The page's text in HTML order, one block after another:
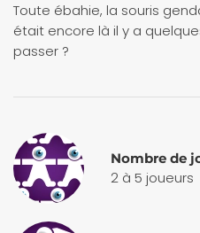
Toute ébahie, la souris
était encore là il y a
passer ?
Nombre de
2 à 5 joueurs